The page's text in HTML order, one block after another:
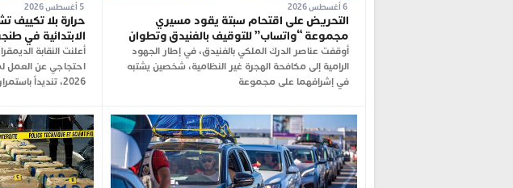
التحريض على اقتحام سبتة يقود مسيري
مجموعة “واتساب” للتوقيف بالفنيدق وتطوان
أوقفت عناصر الدرك الملكي بالفنيدق، في إطار الجهود
الرامية إلى مكافحة الهجرة غير النظامية، شخصين يشتبه
في إشرافهما على مجموعة
5 أغسطس 2026
حرارة بلا تكييف
الابتدائية في
أعلنت النقابة
2026، تنديداً باستمرار تعطل